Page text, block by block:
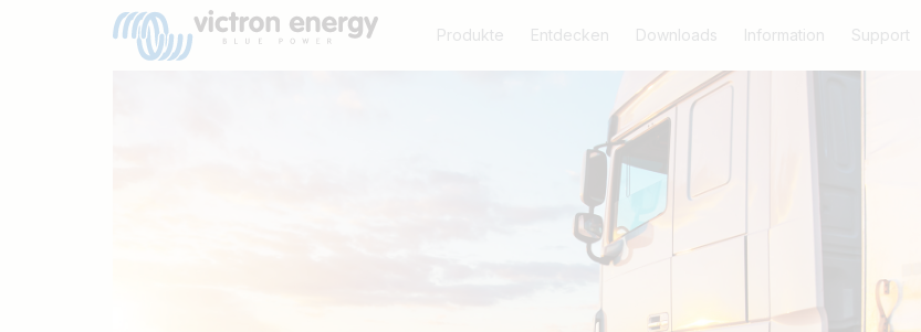
Produkte Entdecken Downloads Information Support